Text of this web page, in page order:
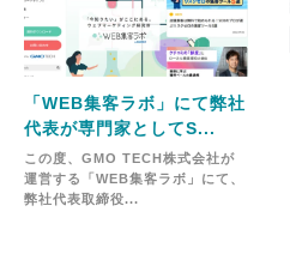
「WEB集客ラボ」にて弊社
代表が専門家としてS...
この度、GMO TECH株式会社が
運営する「WEB集客ラボ」にて、
弊社代表取締役...